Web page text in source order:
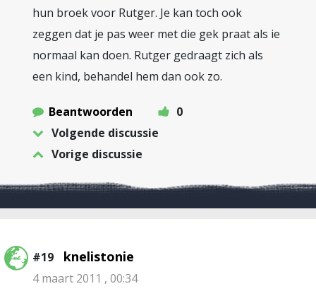
hun broek voor Rutger. Je kan toch ook
zeggen dat je pas weer met die gek praat als ie
normaal kan doen. Rutger gedraagt zich als
een kind, behandel hem dan ook zo.
Beantwoorden
0
Volgende discussie
Vorige discussie
#19 knelistonie
4 maart 2011 , 00:34